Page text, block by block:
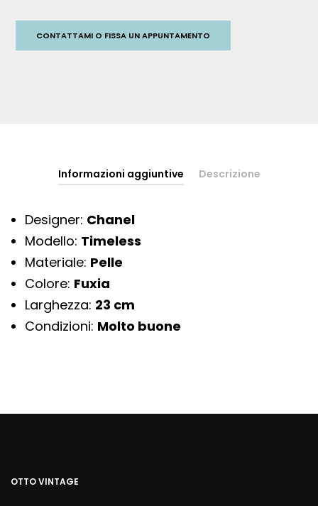
CONTATTAMI O FISSA UN APPUNTAMENTO
Informazioni aggiuntive Descrizione
Designer: Chanel
Modello: Timeless
Materiale: Pelle
Colore: Fuxia
Larghezza: 23 cm
Condizioni: Molto buone
OTTO VINTAGE